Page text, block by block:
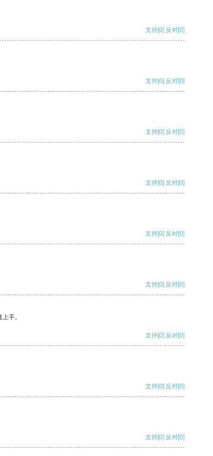
支持[0] 反对[0]
支持[0] 反对[0]
支持[0] 反对[0]
支持[0] 反对[0]
支持[0] 反对[0]
支持[0] 反对[0]
手。
支持[0] 反对[0]
支持[0] 反对[0]
支持[0] 反对[0]